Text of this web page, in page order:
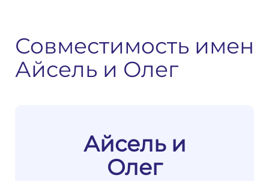
Совместимость имен
Айсель и Олег
Айсель и
Олег